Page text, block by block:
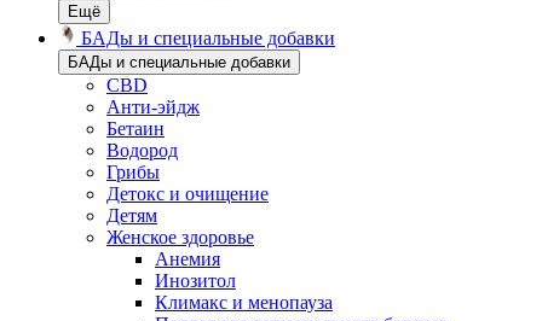
Ещё
БАДы и специальные добавки
БАДы и специальные добавки
CBD
Анти-эйдж
Бетаин
Водород
Грибы
Детокс и очищение
Детям
Женское здоровье
Анемия
Инозитол
Климакс и менопауза